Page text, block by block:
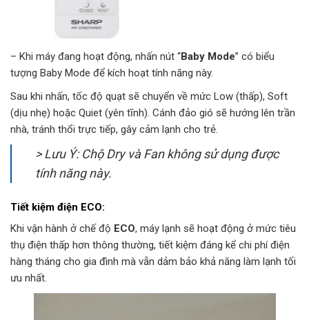
– Khi máy đang hoạt động, nhấn nút “Baby Mode” có biểu
tượng Baby Mode để kích hoạt tính năng này.
Sau khi nhấn, tốc độ quạt sẽ chuyển về mức Low (thấp), Soft
(dịu nhẹ) hoặc Quiet (yên tĩnh). Cánh đảo gió sẽ hướng lên trần
nhà, tránh thổi trực tiếp, gây cảm lạnh cho trẻ.
> Lưu Ý: Chộ Dry và Fan không sử dụng được
tính năng này.
Tiết kiệm điện ECO:
Khi vận hành ở chế độ ECO, máy lạnh sẽ hoạt động ở mức tiêu
thụ điện thấp hơn thông thường, tiết kiệm đáng kể chi phí điện
hàng tháng cho gia đình mà vẫn dảm bảo khả năng làm lạnh tối
ưu nhất.